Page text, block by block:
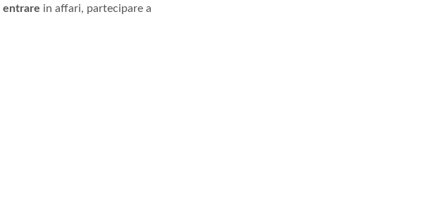
entrare in affari, partecipare a